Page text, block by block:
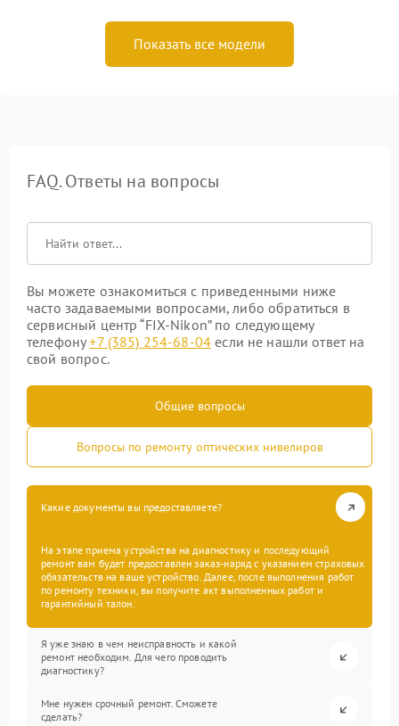
Показать все модели
FAQ. Ответы на вопросы
Вы можете ознакомиться с приведенными ниже
часто задаваемыми вопросами, либо обратиться в
сервисный центр “FIX-Nikon” по следующему
телефону+7 (385) 254-68-04 если не нашли ответ на
свой вопрос.
Общие вопросы
Вопросы по ремонту оптических нивелиров
Какие документы вы предоставляете?
На этапе приема устройства на диагностику и последующий
ремонт вам будет предоставлен заказ-наряд с указанием страховых
обязательств на ваше устройство. Далее, после выполнения работ
по ремонту техники, вы получите акт выполненных работ и
гарантийный талон.
Я уже знаю в чем неисправность и какой
ремонт необходим. Для чего проводить
диагностику?
Мне нужен срочный ремонт. Сможете
сделать?